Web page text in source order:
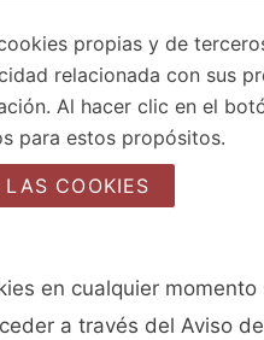
propias y de
relacionada con sus
Al hacer clic en el
para estos propósitos.
COOKIES
en cualquier
a través del Aviso